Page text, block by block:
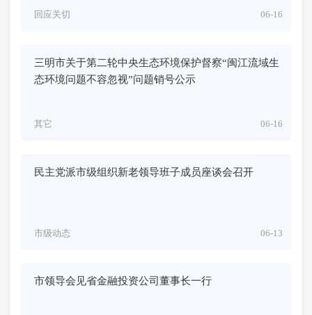
06-16
回应关切
三明市关于第二轮中央生态环境保护督察“闽江流域生
态环境问题不容忽视”问题销号公示
06-16
其它
民主党派市级组织新老领导班子成员座谈会召开
06-13
市级动态
市领导会见省金融投资公司董事长一行